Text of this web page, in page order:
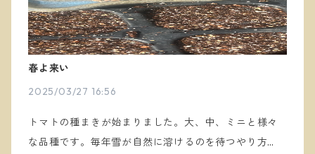
春よ来い
2025/03/27 16:56
トマトの種まきが始まりました。大、中、ミニと様々
な品種です。毎年雪が自然に溶けるのを待つやり方